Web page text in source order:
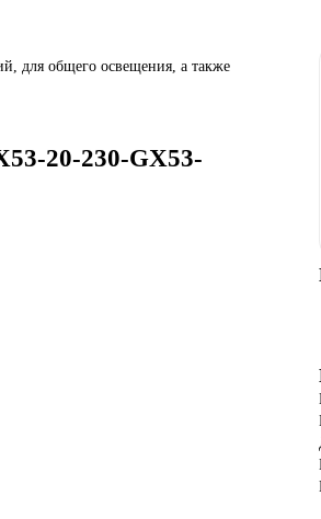
для общего освещения, а также
20-230-GX53-